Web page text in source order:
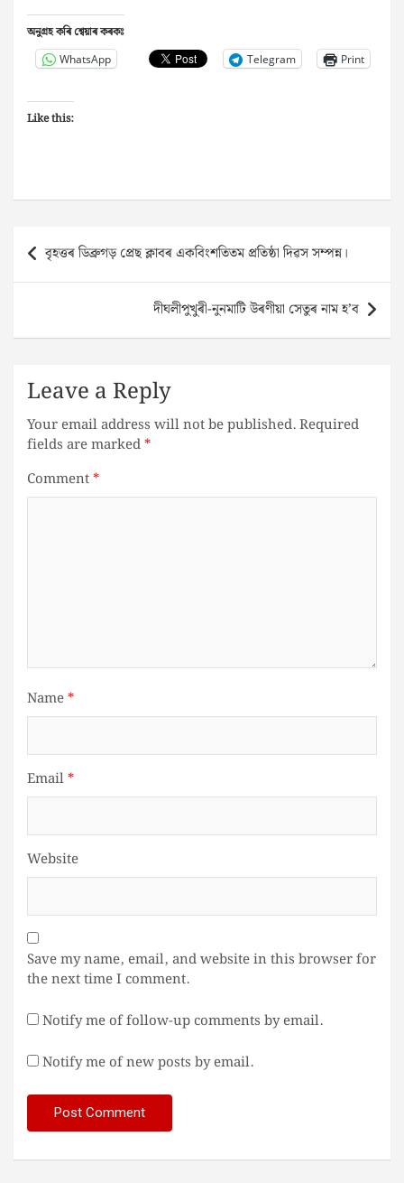
অনুগ্ৰহ কৰি শ্বেয়াৰ কৰকঃ
WhatsApp Telegram Print
Like this:
Post
navigation
বৃহত্তৰ ডিব্ৰুগড় প্ৰেছ ক্লাবৰ একবিংশতিতম প্ৰতিষ্ঠা দিৱস সম্পন্ন।
দীঘলীপুখুৰী-নুনমাটি উৰণীয়া সেতুৰ নাম হ’ব
Leave a Reply
Your email address will not be published.Required
fields are marked*
Comment*
Name*
Email*
Website
Save my name, email, and website in this browser for
the next time I comment.
Notify me of follow-up comments by email.
Notify me of new posts by email.